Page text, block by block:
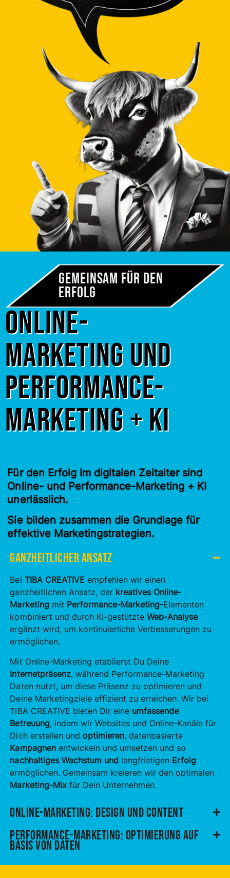
Für den Erfolg im digitalen Zeitalter sind
Online- und Performance-Marketing + KI
unerlässlich.
Sie bilden zusammen die Grundlage für
effektive Marketingstrategien.
Ganzheitlicher Ansatz
Bei TIBA CREATIVEempfehlen wir einen
ganzheitlichen Ansatz, der kreatives Online-
Marketingmit Performance-Marketing-Elementen
kombiniert und durch KI-gestützteWeb-Analyse
ergänzt wird, um kontinuierliche Verbesserungen zu
ermöglichen.
Mit Online-Marketing etablierst Du Deine
Internetpräsenz, während Performance-Marketing
Daten nutzt, um diese Präsenz zu optimieren und
Deine Marketingziele effizient zu erreichen. Wir bei
TIBA CREATIVE bieten Dir eine umfassende
Betreuung, indem wir Websites und Online-Kanäle für
Dich erstellen und optimieren, datenbasierte
Kampagnenentwickeln und umsetzen und so
nachhaltiges Wachstum undlangfristigen Erfolg
ermöglichen. Gemeinsam kreieren wir den optimalen
Marketing-Mixfür Dein Unternehmen.
Online-Marketing: Design und Content
Performance-Marketing: Optimierung auf
Basis von Daten
Gemeinsam für den
Erfolg
Online-
Marketing und
Performance-
Marketing + KI